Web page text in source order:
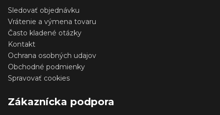
Sledovať objednávku
Vrátenie a výmena tovaru
Často kladené otázky
Kontakt
Ochrana osobných udajov
Obchodné podmienky
Spravovať cookies
Zákaznícka podpora